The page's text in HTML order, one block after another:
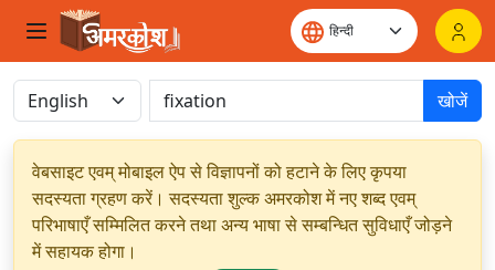
खोजें
वेबसाइट एवम् मोबाइल ऐप से विज्ञापनों को हटाने के लिए कृपया
सदस्यता ग्रहण करें। सदस्यता शुल्क अमरकोश में नए शब्द एवम्
परिभाषाएँ सम्मिलित करने तथा अन्य भाषा से सम्बन्धित सुविधाएँ जोड़ने
में सहायक होगा।